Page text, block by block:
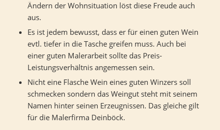
Ändern der Wohnsituation löst diese Freude auch
aus.
Es ist jedem bewusst, dass er für einen guten Wein
evtl. tiefer in die Tasche greifen muss. Auch bei
einer guten Malerarbeit sollte das Preis-
Leistungsverhältnis angemessen sein.
Nicht eine Flasche Wein eines guten Winzers soll
schmecken sondern das Weingut steht mit seinem
Namen hinter seinen Erzeugnissen. Das gleiche gilt
für die Malerfirma Deinböck.